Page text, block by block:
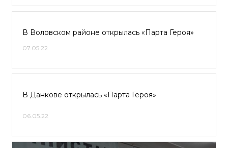
В Воловском районе открылась «Парта Героя»
07.05.22
В Данкове открылась «Парта Героя»
06.05.22